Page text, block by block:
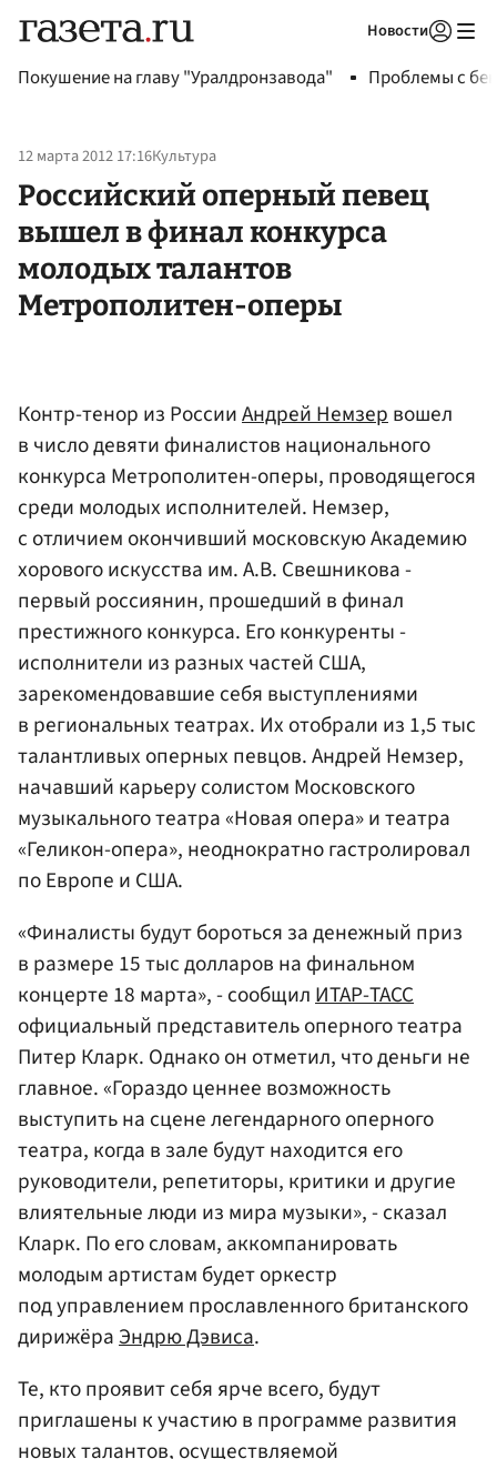
Новости
Покушение на главу "Уралдронзавода" Проблемы с
12 марта 2012 17:16Культура
Российский оперный певец
вышел в финал конкурса
молодых талантов
Метрополитен-оперы
Контр-тенор из РоссииАндрей Немзервошел
в число девяти финалистов национального
конкурса Метрополитен-оперы, проводящегося
среди молодых исполнителей. Немзер,
с отличием окончивший московскую Академию
хорового искусства им. А.В. Свешникова -
первый россиянин, прошедший в финал
престижного конкурса. Его конкуренты -
исполнители из разных частей США,
зарекомендовавшие себя выступлениями
в региональных театрах. Их отобрали из 1,5 тыс
талантливых оперных певцов. Андрей Немзер,
начавший карьеру солистом Московского
музыкального театра «Новая опера» и театра
«Геликон-опера», неоднократно гастролировал
по Европе и США.
«Финалисты будут бороться за денежный приз
в размере 15 тыс долларов на финальном
концерте 18 марта», - сообщилИТАР-ТАСС
официальный представитель оперного театра
Питер Кларк. Однако он отметил, что деньги не
главное. «Гораздо ценнее возможность
выступить на сцене легендарного оперного
театра, когда в зале будут находится его
руководители, репетиторы, критики и другие
влиятельные люди из мира музыки», - сказал
Кларк. По его словам, аккомпанировать
молодым артистам будет оркестр
под управлением прославленного британского
дирижёраЭндрю Дэвиса.
Те, кто проявит себя ярче всего, будут
приглашены к участию в программе развития
новых талантов, осуществляемой